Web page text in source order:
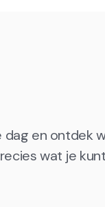
dag en ontdek
wat je